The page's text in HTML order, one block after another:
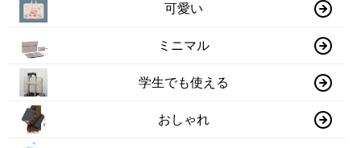
可愛い
ミニマル
学生でも使える
おしゃれ